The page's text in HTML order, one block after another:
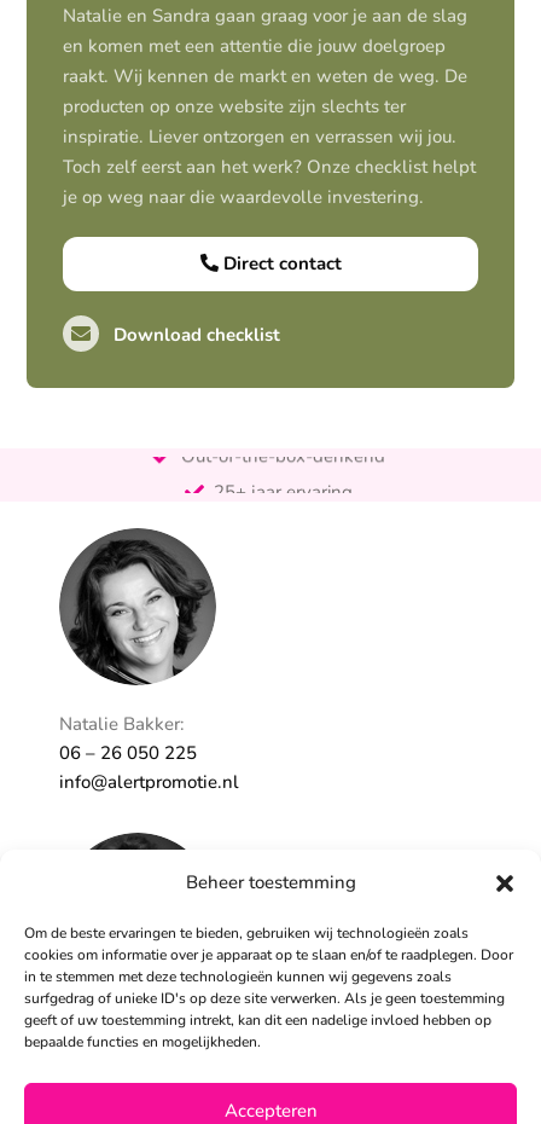
Beheer toestemming
Om de beste ervaringen te bieden, gebruiken wij technologieën zoals
cookies om informatie over je apparaat op te slaan en/of te raadplegen. Door
in te stemmen met deze technologieën kunnen wij gegevens zoals
surfgedrag of unieke ID's op deze site verwerken. Als je geen toestemming
geeft of uw toestemming intrekt, kan dit een nadelige invloed hebben op
bepaalde functies en mogelijkheden.
Accepteren
Natalie en Sandra gaan graag voor je aan de slag
en komen met een attentie die jouw doelgroep
raakt. Wij kennen de markt en weten de weg. De
producten op onze website zijn slechts ter
inspiratie. Liever ontzorgen en verrassen wij jou.
Toch zelf eerst aan het werk? Onze checklist helpt
je op weg naar die waardevolle investering.
Direct contact
Download checklist
25+ jaar ervaring
Natalie Bakker:
06 – 26 050 225
info@alertpromotie.nl
Sandra Peters:
06 – 26 050 230
info@alertpromotie.nl